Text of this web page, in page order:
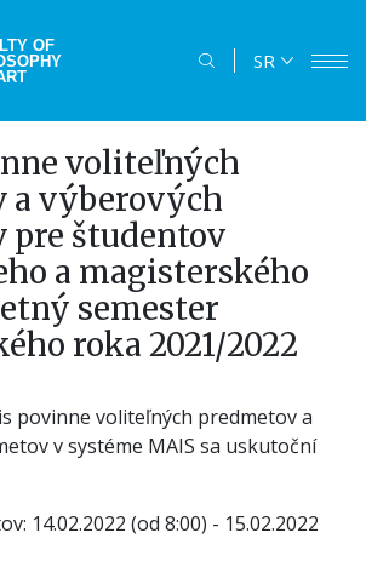
OF
SR
voliteľných
a výberových
pre študentov
a magisterského
semester
roka 2021/2022
povinne voliteľných predmetov a
v systéme MAIS sa uskutoční
14.02.2022 (od 8:00) - 15.02.2022